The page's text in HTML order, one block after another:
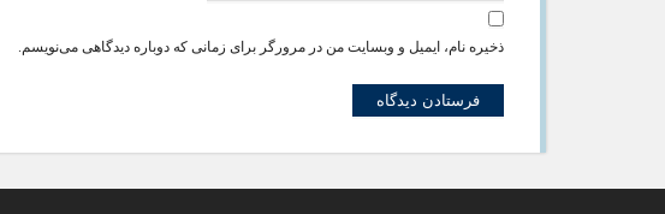
ذخیره نام، ایمیل و وبسایت من در مرورگر برای زمانی که دوباره دیدگاهی می‌نویسم.